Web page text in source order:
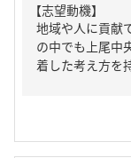
【志望動機】
地域や人に貢献
の中でも上尾中
着した考え方を